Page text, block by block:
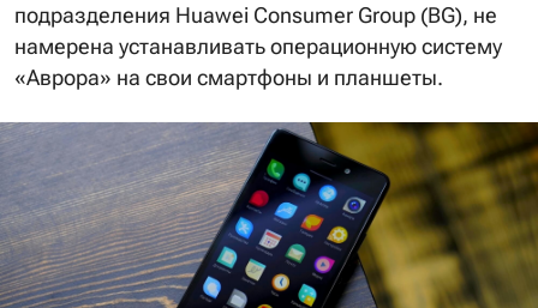
подразделения Huawei Consumer Group (BG), не
намерена устанавливать операционную систему
«Аврора» на свои смартфоны и планшеты.